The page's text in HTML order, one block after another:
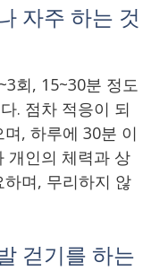
자주 하는 것
회, 15~30분 정도
. 점차 적응이 되
, 하루에 30분 이
개인의 체력과 상
며, 무리하지 않
걷기를 하는